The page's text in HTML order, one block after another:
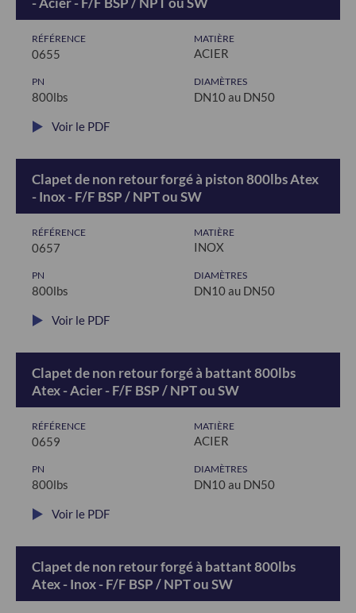
RÉFÉRENCE
0655
MATIÈRE
ACIER
PN
800lbs
DIAMÈTRES
DN10 au DN50
Voir le PDF
Clapet de non retour forgé à piston 800lbs Atex
- Inox - F/F BSP / NPT ou SW
RÉFÉRENCE
0657
MATIÈRE
INOX
PN
800lbs
DIAMÈTRES
DN10 au DN50
Voir le PDF
Clapet de non retour forgé à battant 800lbs
Atex - Acier - F/F BSP / NPT ou SW
RÉFÉRENCE
0659
MATIÈRE
ACIER
PN
800lbs
DIAMÈTRES
DN10 au DN50
Voir le PDF
Clapet de non retour forgé à battant 800lbs
Atex - Inox - F/F BSP / NPT ou SW